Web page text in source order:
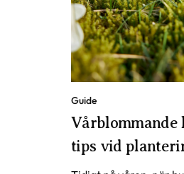
Guide
Vårblommande
tips vid